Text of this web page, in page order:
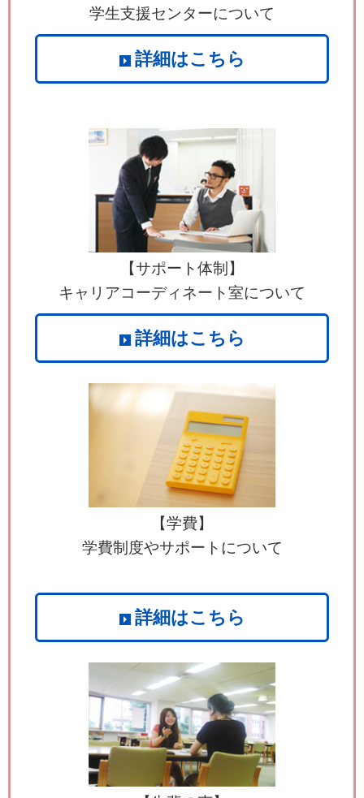
学生支援センターについて
詳細はこちら
【サポート体制】
キャリアコーディネート室について
詳細はこちら
【学費】
学費制度やサポートについて
詳細はこちら